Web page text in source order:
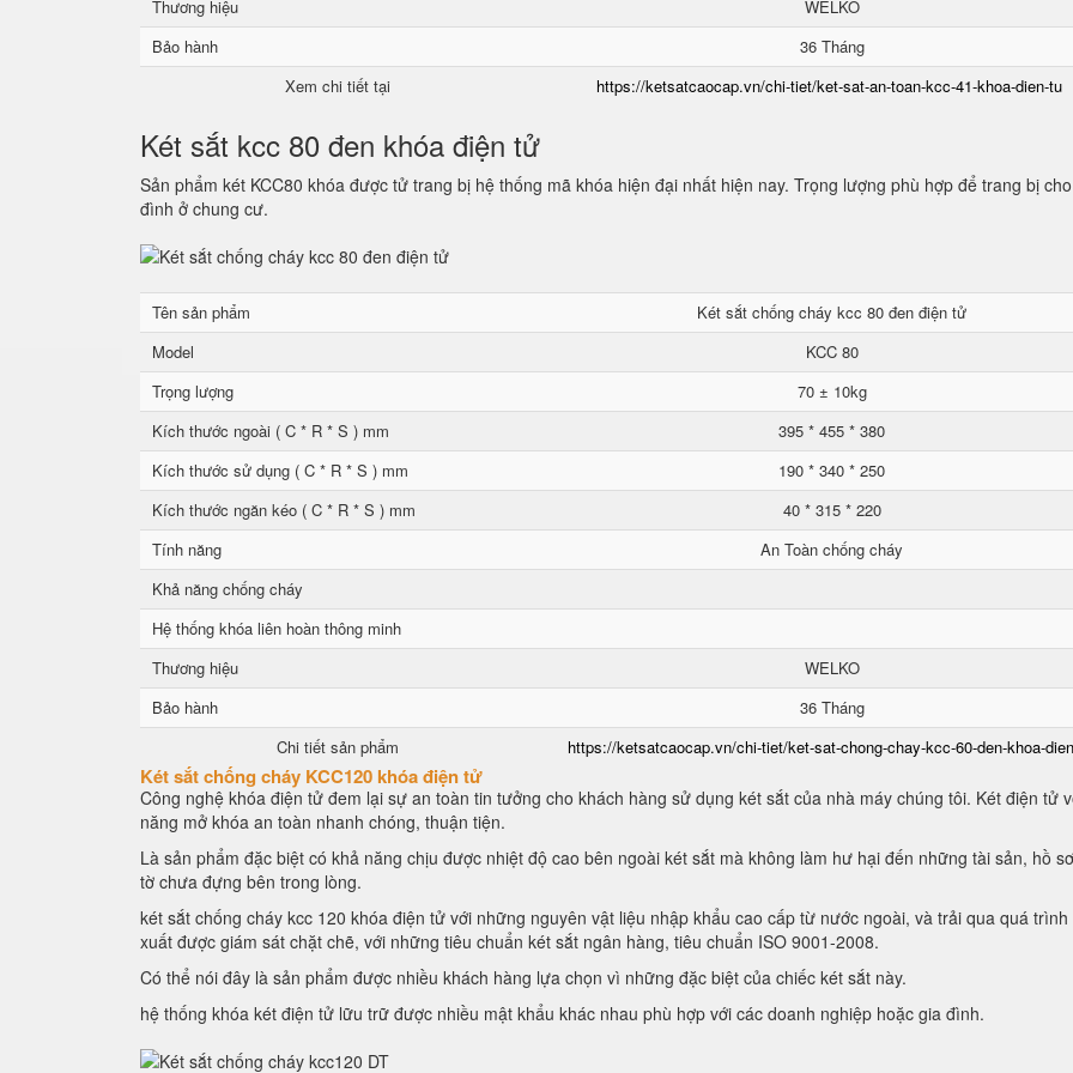
Thương hiệu
WELKO
Bảo hành
36 Tháng
Xem chi tiết tại
https://ketsatcaocap.vn/chi-tiet/ket-sat-an-toan-kcc-41-khoa-dien-tu
Két sắt kcc 80 đen khóa điện tử
Sản phẩm két KCC80 khóa được tử trang bị hệ thống mã khóa hiện đại nhất hiện nay. Trọng lượng phù hợp để trang bị
đình ở chung cư.
Tên sản phẩm
Két sắt chống cháy kcc 80 đen điện tử
Model
KCC 80
Trọng lượng
70 ± 10kg
Kích thước ngoài ( C * R * S ) mm
395 * 455 * 380
Kích thước sử dụng ( C * R * S ) mm
190 * 340 * 250
Kích thước ngăn kéo ( C * R * S ) mm
40 * 315 * 220
Tính năng
An Toàn chống cháy
Khả năng chống cháy
Hệ thống khóa liên hoàn thông minh
Thương hiệu
WELKO
Bảo hành
36 Tháng
Chi tiết sản phẩm
https://ketsatcaocap.vn/chi-tiet/ket-sat-chong-chay-kcc-60-den-khoa-
Két sắt chống cháy KCC120 khóa điện tử
Công nghệ khóa điện tử đem lại sự an toàn tin tưởng cho khách hàng sử dụng két sắt của nhà máy chúng tôi. Két điện tử
năng mở khóa an toàn nhanh chóng, thuận tiện.
Là sản phẩm đặc biệt có khả năng chịu được nhiệt độ cao bên ngoài két sắt mà không làm hư hại đến những tài sản, hồ
tờ chưa đựng bên trong lòng.
két sắt chống cháy kcc 120 khóa điện tử với những nguyên vật liệu nhập khẩu cao cấp từ nước ngoài, và trải qua quá trình
xuất được giám sát chặt chẽ, với những tiêu chuẩn két sắt ngân hàng, tiêu chuẩn ISO 9001-2008.
Có thể nói đây là sản phẩm được nhiều khách hàng lựa chọn vì những đặc biệt của chiếc két sắt này.
hệ thống khóa két điện tử lữu trữ được nhiều mật khẩu khác nhau phù hợp với các doanh nghiệp hoặc gia đình.